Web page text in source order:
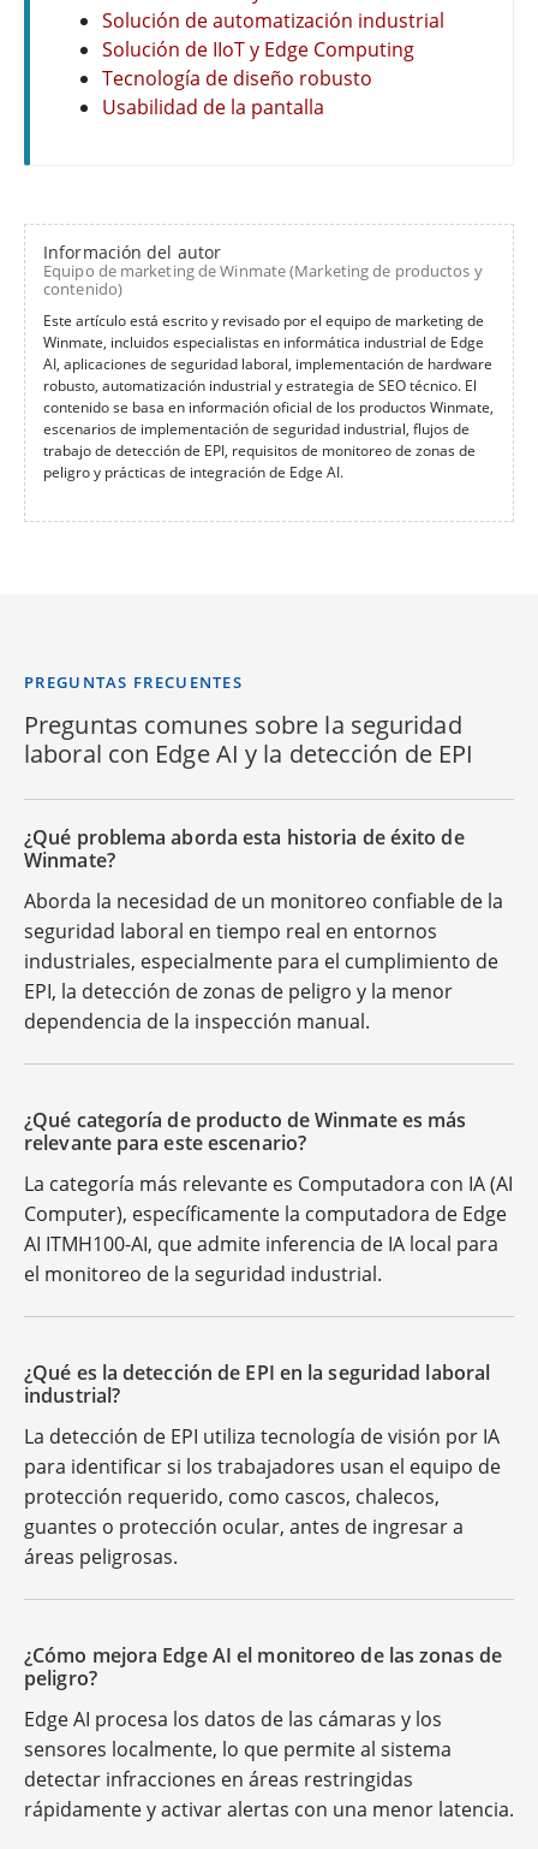
Solución de automatización industrial
Solución de IIoT y Edge Computing
Tecnología de diseño robusto
Usabilidad de la pantalla
Información del autor
Equipo de marketing de Winmate (Marketing de productos y
contenido)
Este artículo está escrito y revisado por el equipo de marketing de
Winmate, incluidos especialistas en informática industrial de Edge
AI, aplicaciones de seguridad laboral, implementación de hardware
robusto, automatización industrial y estrategia de SEO técnico. El
contenido se basa en información oficial de los productos Winmate,
escenarios de implementación de seguridad industrial, flujos de
trabajo de detección de EPI, requisitos de monitoreo de zonas de
peligro y prácticas de integración de Edge AI.
PREGUNTAS FRECUENTES
Preguntas comunes sobre la seguridad
laboral con Edge AI y la detección de EPI
¿Qué problema aborda esta historia de éxito de
Winmate?
Aborda la necesidad de un monitoreo confiable de la
seguridad laboral en tiempo real en entornos
industriales, especialmente para el cumplimiento de
EPI, la detección de zonas de peligro y la menor
dependencia de la inspección manual.
¿Qué categoría de producto de Winmate es más
relevante para este escenario?
La categoría más relevante es Computadora con IA (AI
Computer), específicamente la computadora de Edge
AI ITMH100-AI, que admite inferencia de IA local para
el monitoreo de la seguridad industrial.
¿Qué es la detección de EPI en la seguridad laboral
industrial?
La detección de EPI utiliza tecnología de visión por IA
para identificar si los trabajadores usan el equipo de
protección requerido, como cascos, chalecos,
guantes o protección ocular, antes de ingresar a
áreas peligrosas.
¿Cómo mejora Edge AI el monitoreo de las zonas de
peligro?
Edge AI procesa los datos de las cámaras y los
sensores localmente, lo que permite al sistema
detectar infracciones en áreas restringidas
rápidamente y activar alertas con una menor latencia.